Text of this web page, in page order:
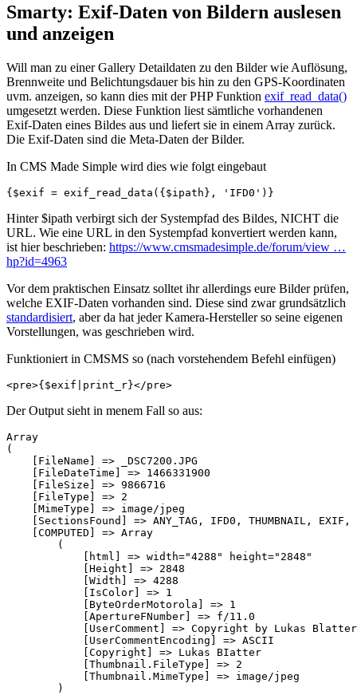
Smarty: Exif-Daten von Bildern auslesen
und anzeigen
Will man zu einer Gallery Detaildaten zu den Bilder wie Auflösung,
Brennweite und Belichtungsdauer bis hin zu den GPS-Koordinaten
uvm. anzeigen, so kann dies mit der PHP Funktion exif_read_data()
umgesetzt werden. Diese Funktion liest sämtliche vorhandenen
Exif-Daten eines Bildes aus und liefert sie in einem Array zurück.
Die Exif-Daten sind die Meta-Daten der Bilder.
In CMS Made Simple wird dies wie folgt eingebaut
Hinter $ipath verbirgt sich der Systempfad des Bildes, NICHT die
URL. Wie eine URL in den Systempfad konvertiert werden kann,
ist hier beschrieben: https://www.cmsmadesimple.de/forum/view …
hp?id=4963
Vor dem praktischen Einsatz solltet ihr allerdings eure Bilder prüfen,
welche EXIF-Daten vorhanden sind. Diese sind zwar grundsätzlich
standardisiert, aber da hat jeder Kamera-Hersteller so seine eigenen
Vorstellungen, was geschrieben wird.
Funktioniert in CMSMS so (nach vorstehendem Befehl einfügen)
<pre>{$exif|print_r}</pre>
Der Output sieht in menem Fall so aus:
Array
(
    [FileName] => _DSC7200.JPG
    [FileDateTime] => 1466331900
    [FileSize] => 9866716
    [FileType] => 2
    [MimeType] => image/jpeg
[SectionsFound] => ANY_TAG, IFD0, THUMBNAIL, EXIF,
    [COMPUTED] => Array
        (
            [html] => width="4288" height="2848"
            [Height] => 2848
            [Width] => 4288
            [IsColor] => 1
            [ByteOrderMotorola] => 1
            [ApertureFNumber] => f/11.0
            [UserComment] => Copyright by Lukas Blatter
            [UserCommentEncoding] => ASCII
[Copyright] =>
            [Thumbnail.FileType] => 2
            [Thumbnail.MimeType] => image/jpeg
        )